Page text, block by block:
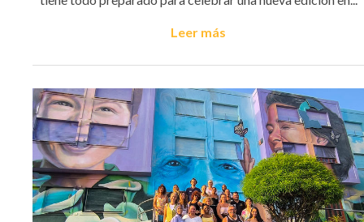
Leer más